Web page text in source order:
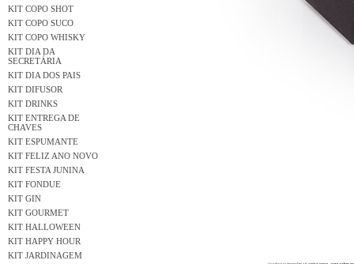
KIT COPO SHOT
KIT COPO SUCO
KIT COPO WHISKY
KIT DIA DA
SECRETÁRIA
KIT DIA DOS PAIS
KIT DIFUSOR
KIT DRINKS
KIT ENTREGA DE
CHAVES
KIT ESPUMANTE
KIT FELIZ ANO NOVO
KIT FESTA JUNINA
KIT FONDUE
KIT GIN
KIT GOURMET
KIT HALLOWEEN
KIT HAPPY HOUR
KIT JARDINAGEM